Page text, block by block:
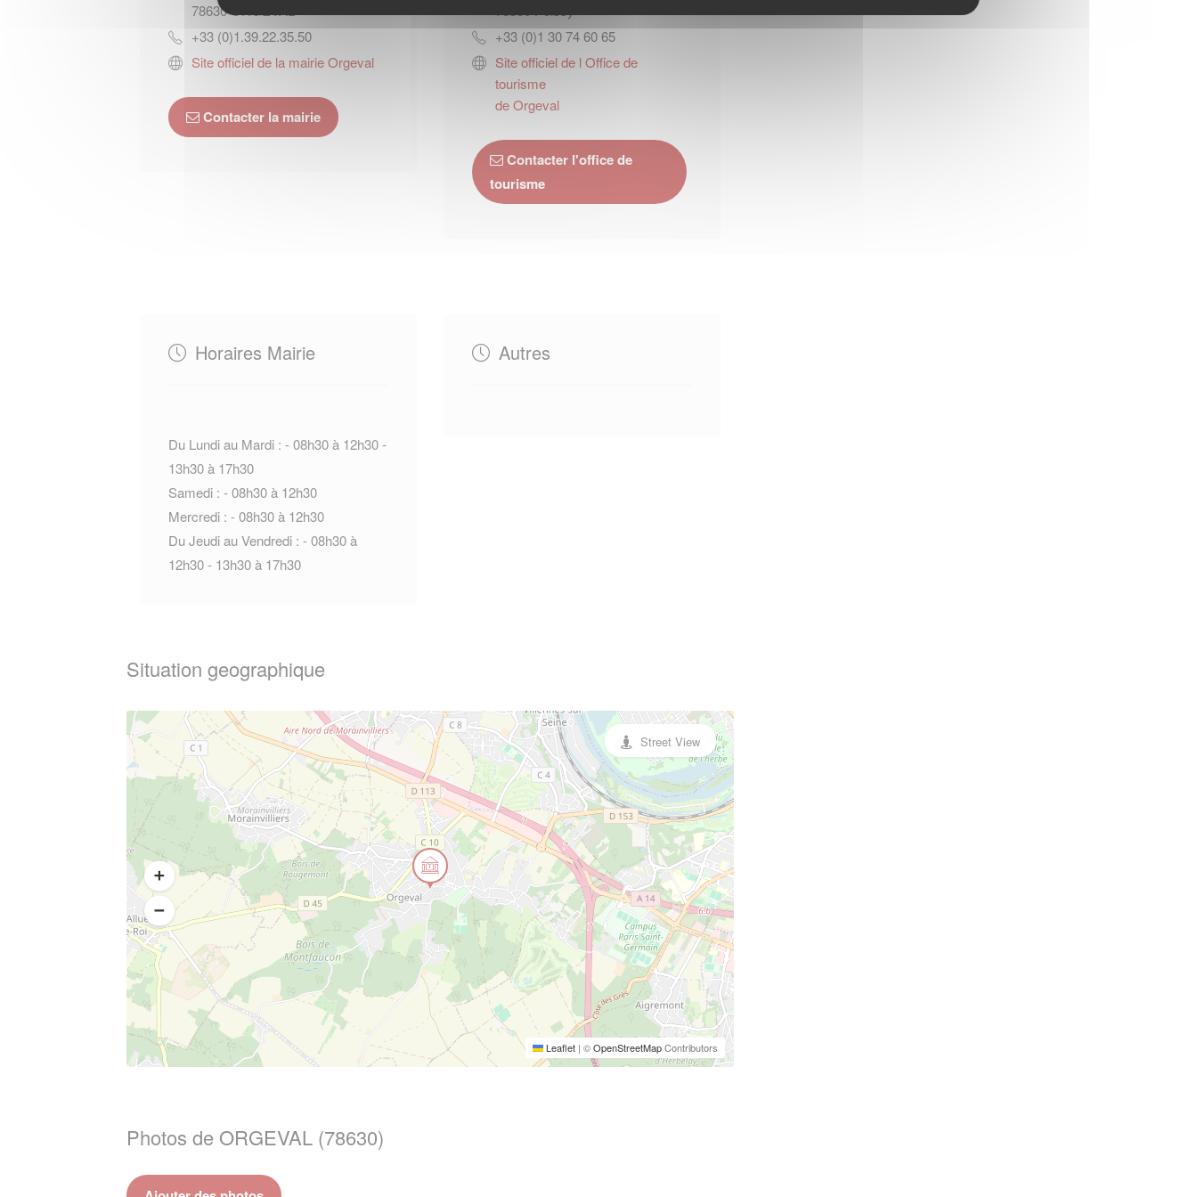
78630ORGEVAL
+33 (0)1.39.22.35.50
Site officiel de la mairie Orgeval
Contacter la mairie
+33 (0)1 30 74 60 65
Site officiel de l Office de
tourisme
de Orgeval
Contacter l'office de
tourisme
Horaires Mairie
Du Lundi au Mardi : - 08h30 à 12h30 -
13h30 à 17h30
Samedi : - 08h30 à 12h30
Mercredi : - 08h30 à 12h30
Du Jeudi au Vendredi : - 08h30 à
12h30 - 13h30 à 17h30
Autres
Situation geographique
Leaflet | ©OpenStreetMapContributors
Street View
Photos de ORGEVAL (78630)